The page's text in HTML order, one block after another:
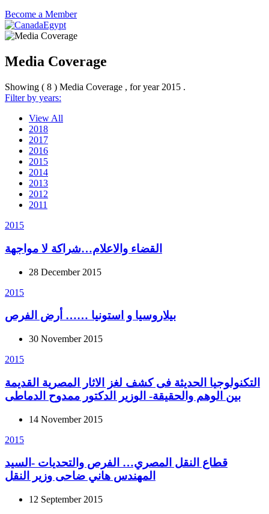
Become a Member
Media Coverage
Showing ( 8 ) Media Coverage , for year 2015 .
Filter by years:
View All
2018
2017
2016
2015
2014
2013
2012
2011
2015
القضاء والاعلام…شراكة لا مواجهة
28 December 2015
2015
بيلاروسيا و استونيا …… أرض الفرص
30 November 2015
2015
التكنولوجيا الحديثة فى كشف لغز الاثار المصرية القديمة
بين الوهم والحقيقة- الوزير الدكتور ممدوح الدماطى
14 November 2015
2015
قطاع النقل المصري… الفرص والتحديات -السيد
المهندس هاني ضاحى وزير النقل
12 September 2015